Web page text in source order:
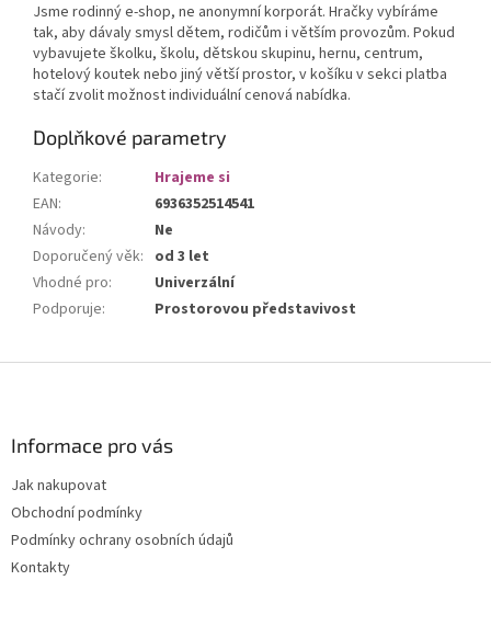
Jsme rodinný e-shop, ne anonymní korporát. Hračky vybíráme
tak, aby dávaly smysl dětem, rodičům i větším provozům. Pokud
vybavujete školku, školu, dětskou skupinu, hernu, centrum,
hotelový koutek nebo jiný větší prostor, v košíku v sekci platba
stačí zvolit možnost individuální cenová nabídka.
Doplňkové parametry
Kategorie:
Hrajeme si
EAN:
6936352514541
Návody:
Ne
Doporučený věk: od 3 let
Vhodné pro:
Univerzální
Podporuje: Prostorovou představivost
Informace pro vás
Jak nakupovat
Obchodní podmínky
Podmínky ochrany osobních údajů
Kontakty